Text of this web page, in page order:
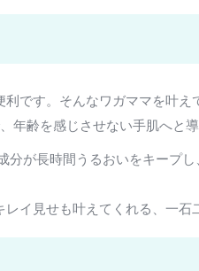
です。そんなワガママを叶え
年齢を感じさせない手肌へと
が長時間うるおいをキープ
イ見せも叶えてくれる、一石